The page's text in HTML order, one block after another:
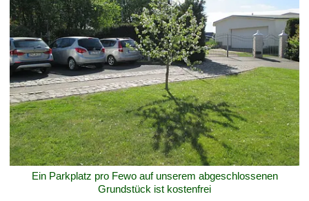
Ein Parkplatz pro Fewo auf unserem abgeschlossenen
Grundstück ist kostenfrei